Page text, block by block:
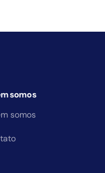
somos
somos